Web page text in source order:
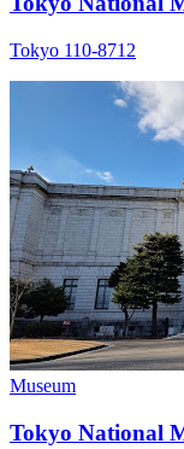
Tokyo 110-8712
Museum
Tokyo National